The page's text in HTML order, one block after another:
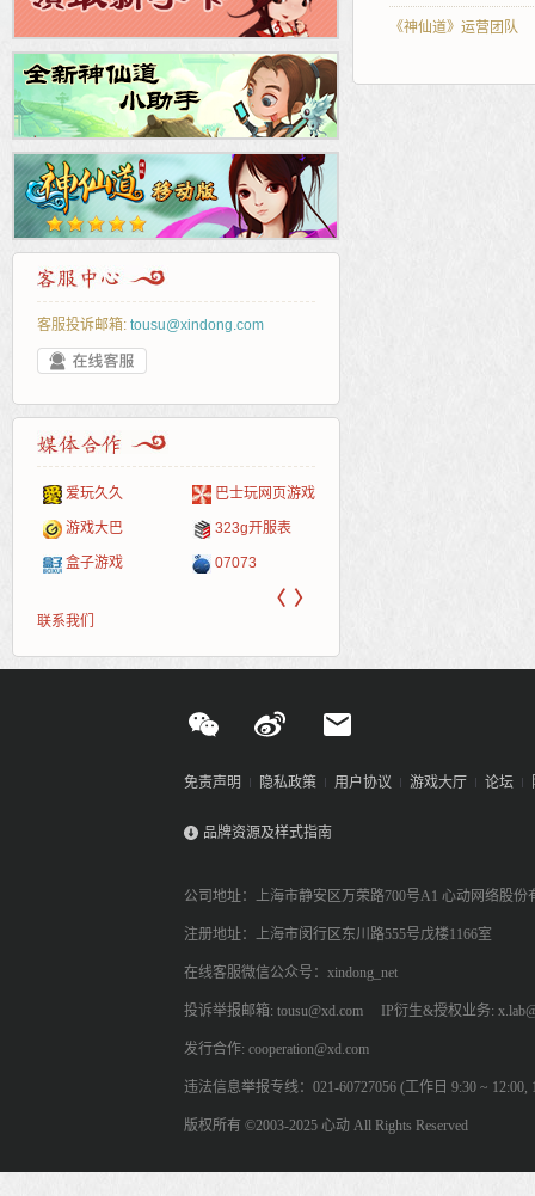
客服投诉邮箱: tousu@xindong.com
爱玩久久 巴士玩网页游戏
游戏大巴 323g开服表
盒子游戏 07073
〈 〉
联系我们
《神仙道》运营团队
免责声明 隐私政策 用户协议 游戏大厅 论坛
品牌资源及样式指南
公司地址：上海市静安区万荣路700号A1 心动网络股份
注册地址：上海市闵行区东川路555号戊楼1166室
在线客服微信公众号：xindong_net
投诉举报邮箱: tousu@xd.com IP衍生&授权业务:
发行合作: cooperation@xd.com
违法信息举报专线：021-60727056 (工作日 9:30 ~ 12:00,
版权所有 ©2003-2025 心动 All Rights Reserved